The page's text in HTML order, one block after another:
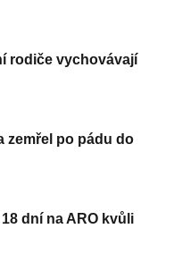
rodiče vychovávají
zemřel po pádu do
dní na ARO kvůli